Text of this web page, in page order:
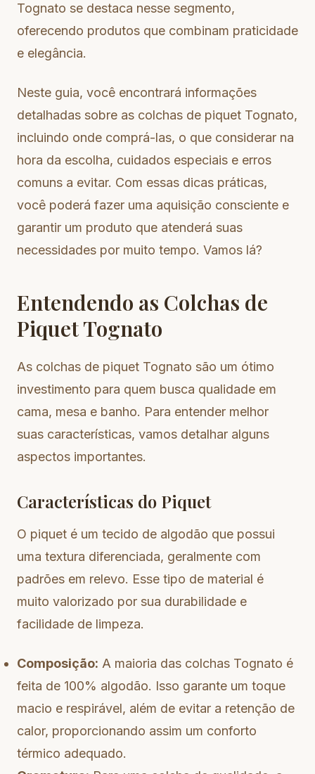
Tognato se destaca nesse segmento,
oferecendo produtos que combinam praticidade
e elegância.
Neste guia, você encontrará informações
detalhadas sobre as colchas de piquet Tognato,
incluindo onde comprá-las, o que considerar na
hora da escolha, cuidados especiais e erros
comuns a evitar. Com essas dicas práticas,
você poderá fazer uma aquisição consciente e
garantir um produto que atenderá suas
necessidades por muito tempo. Vamos lá?
Entendendo as Colchas de
Piquet Tognato
As colchas de piquet Tognato são um ótimo
investimento para quem busca qualidade em
cama, mesa e banho. Para entender melhor
suas características, vamos detalhar alguns
aspectos importantes.
Características do Piquet
O piquet é um tecido de algodão que possui
uma textura diferenciada, geralmente com
padrões em relevo. Esse tipo de material é
muito valorizado por sua durabilidade e
facilidade de limpeza.
Composição: A maioria das colchas Tognato é
feita de 100% algodão. Isso garante um toque
macio e respirável, além de evitar a retenção de
calor, proporcionando assim um conforto
térmico adequado.